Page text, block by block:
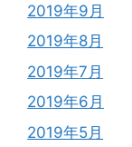
2019年9月
2019年8月
2019年7月
2019年6月
2019年5月